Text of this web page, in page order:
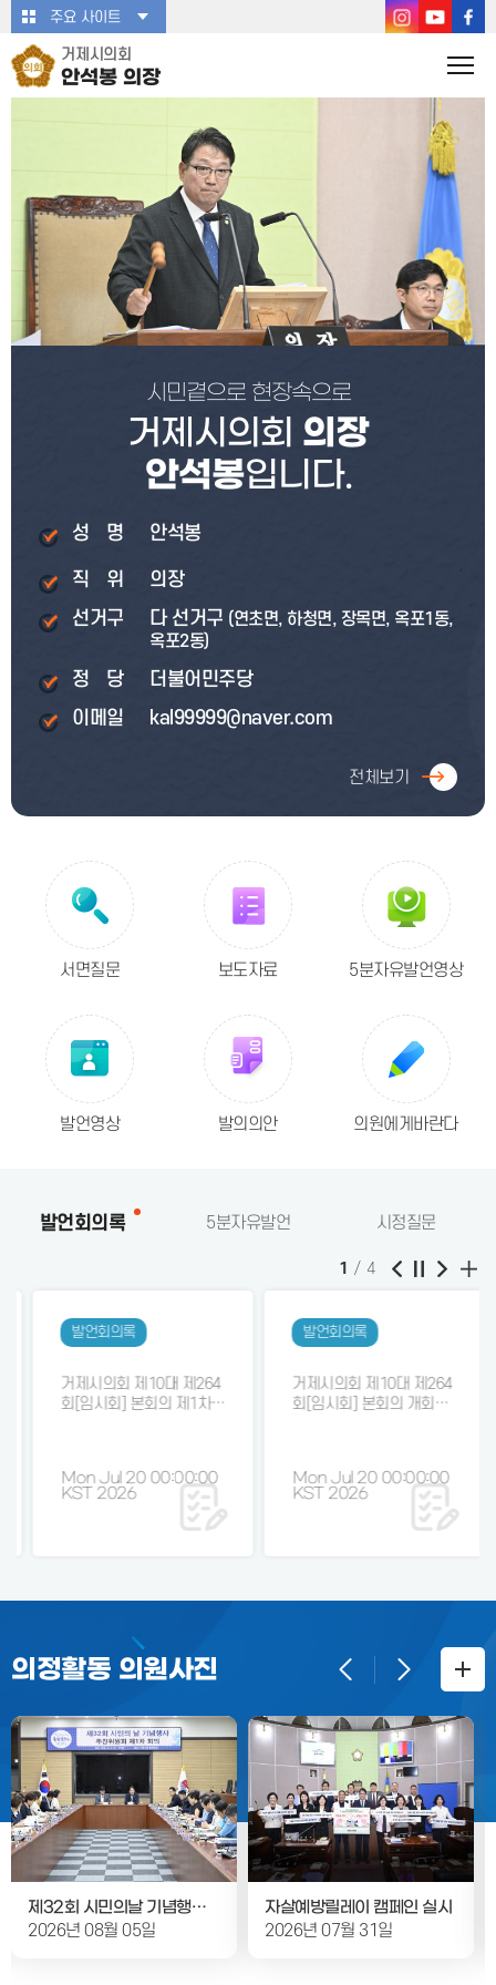
본문바로가기주요 사이트
거제시의회
안석봉의장
시민곁으로 현장속으로
거제시의회 의장
안석봉입니다.
(연초면, 하청면, 장목면, 옥포1동,
옥포2동)
전체보기
서면질문 보도자료 5분자유발언영상
발언영상 발의의안 의원에게바란다
발언회의록
발언회의록
거제시의회 제10대 제264
회[임시회] 본회의 제1차
회 거제시의회 임시회 회기
결정의 건 2. 회의록 서명
의원 선출의 건 3. 2026년
성의 건 5. 2026년도 행정
Mon Jul 20 00:00:00
KST 2026
발언회의록
거제시의회 제10대 제264
회[임시회] 본회의 개회식
Mon Jul 20 00:00:00
KST 2026
2 / 4
5분자유발언 시정질문
의정활동 의원사진
제32회 시민의날 기념행사 추진위원회 회의
2026년 08월 05일
자살예방릴레이 캠페인 실시
2026년 07월 31일